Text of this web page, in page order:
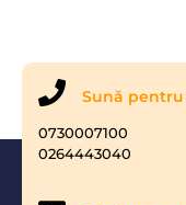
Sună
0730007100
0264443040